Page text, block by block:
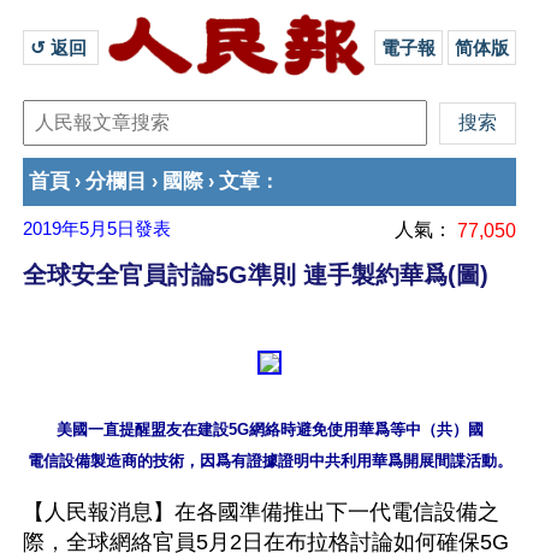
↺ 返回 電子報 简体版
首頁 › 分欄目 › 國際› 文章 ：
2019年5月5日發表 人氣： 77,050
全球安全官員討論5G準則 連手製約華爲(圖)
美國一直提醒盟友在建設5G網絡時避免使用華爲等中（共）國
【人民報消息】在各國準備推出下一代電信設備之
際，全球網絡官員5月2日在布拉格討論如何確保5G